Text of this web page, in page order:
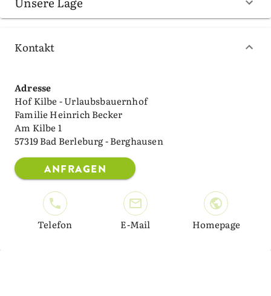
Kontakt
Adresse
Hof Kilbe - Urlaubsbauernhof
Familie Heinrich Becker
Am Kilbe 1
57319 Bad Berleburg - Berghausen
ANFRAGEN
Telefon E-Mail Homepage